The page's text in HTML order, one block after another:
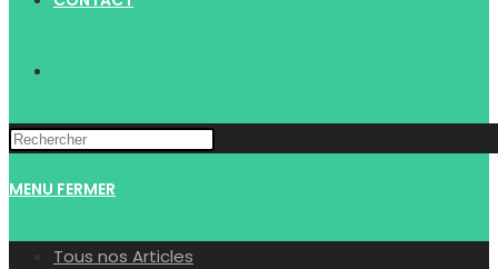
WEBSITE
MENU FERMER
Tous nos Articles